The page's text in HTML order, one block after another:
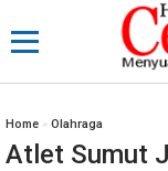
Home » Olahraga
Atlet Sumut